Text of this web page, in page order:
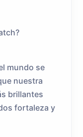
mundo se
nuestra
brillantes
fortaleza y